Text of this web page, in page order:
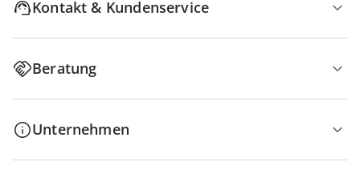
Kontakt & Kundenservice
Beratung
Unternehmen